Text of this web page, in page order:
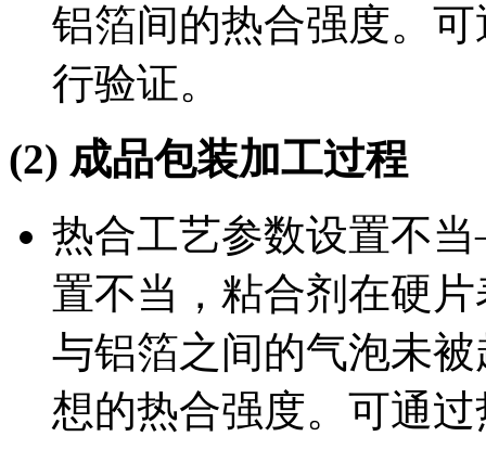
铝箔间的热合强度。
行验证。
(2) 成品包装加工过程
热合工艺参数设置不
置不当，粘合剂在硬
与铝箔之间的气泡未
想的热合强度。可通